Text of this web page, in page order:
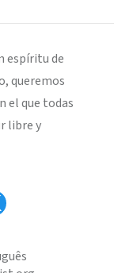
espíritu de
queremos
el que todas
libre y